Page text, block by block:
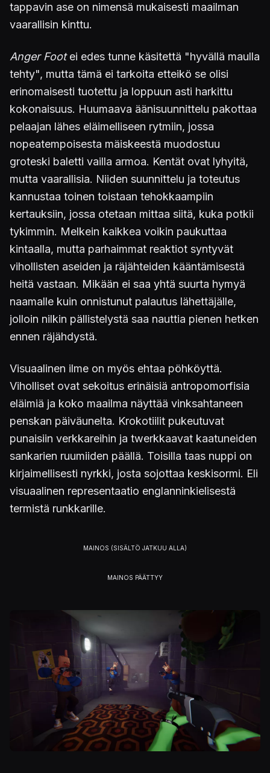
tappavin ase on nimensä mukaisesti maailman
vaarallisin kinttu.
Anger Footei edes tunne käsitettä "hyvällä maulla
tehty", mutta tämä ei tarkoita etteikö se olisi
erinomaisesti tuotettu ja loppuun asti harkittu
kokonaisuus. Huumaava äänisuunnittelu pakottaa
pelaajan lähes eläimelliseen rytmiin, jossa
nopeatempoisesta mäiskeestä muodostuu
groteski baletti vailla armoa. Kentät ovat lyhyitä,
mutta vaarallisia. Niiden suunnittelu ja toteutus
kannustaa toinen toistaan tehokkaampiin
kertauksiin, jossa otetaan mittaa siitä, kuka potkii
tykimmin. Melkein kaikkea voikin paukuttaa
kintaalla, mutta parhaimmat reaktiot syntyvät
vihollisten aseiden ja räjähteiden kääntämisestä
heitä vastaan. Mikään ei saa yhtä suurta hymyä
naamalle kuin onnistunut palautus lähettäjälle,
jolloin nilkin pällistelystä saa nauttia pienen hetken
ennen räjähdystä.
Visuaalinen ilme on myös ehtaa pöhköyttä.
Viholliset ovat sekoitus erinäisiä antropomorfisia
eläimiä ja koko maailma näyttää vinksahtaneen
penskan päiväunelta. Krokotiilit pukeutuvat
punaisiin verkkareihin ja twerkkaavat kaatuneiden
sankarien ruumiiden päällä. Toisilla taas nuppi on
kirjaimellisesti nyrkki, josta sojottaa keskisormi. Eli
visuaalinen representaatio englanninkielisestä
termistä runkkarille.